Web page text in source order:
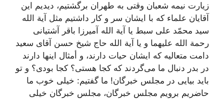
زیارت نیمه شعبان وقتى به طهران برگشتیم، دیدیم این
آقایان علماء كه با ایشان سر و كار داشتیم مثل آیة الله
سید محمّد على سبط یا آیة الله آمیرزا باقر آشتیانى
رحمة الله علیهما و یا آیة الله حاج شیخ حسن آقاى سعید
دامت متعالیه كه ایشان حیات دارند، و أمثال اینها دارند
در بدر دنبال ما مى‌گردند كه كجا هستى؟ كجا بودى؟ و تو
باید بیایى در مجلس خبرگان! ما گفتیم: خیلى خوب ما
حاضریم برویم مجلس خبرگان، مجلس خبرگان خیلى